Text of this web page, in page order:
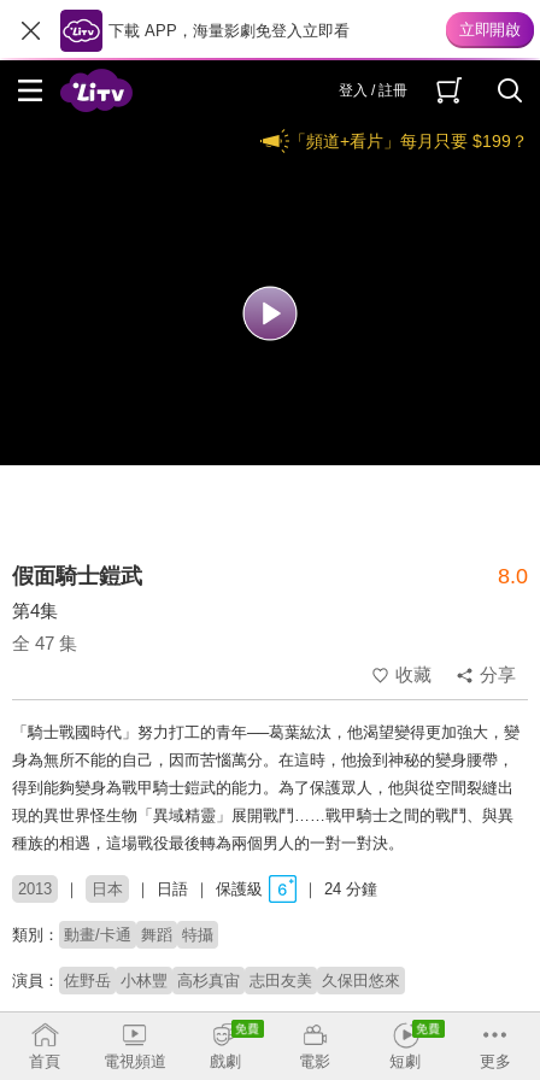
下載 APP，海量影劇免登入立即看
登入 / 註冊
「頻道+看片」每月只要 $199？
假面騎士鎧武 8.0
第4集
全 47 集
收藏
分享
「騎士戰國時代」努力打工的青年──葛葉紘汰，他渴望變得更加強大，變
身為無所不能的自己，因而苦惱萬分。在這時，他撿到神秘的變身腰帶，
得到能夠變身為戰甲騎士鎧武的能力。為了保護眾人，他與從空間裂縫出
現的異世界怪生物「異域精靈」展開戰鬥……戰甲騎士之間的戰鬥、與異
種族的相遇，這場戰役最後轉為兩個男人的一對一對決。
2013 日本 日語 保護級 24 分鐘
類別： 動畫/卡通 舞蹈 特攝
演員： 佐野岳 小林豐 高杉真宙 志田友美 久保田悠來
製作公司： 東映
導演： 石之森章太郎
首頁 電視頻道 戲劇 電影 短劇 更多